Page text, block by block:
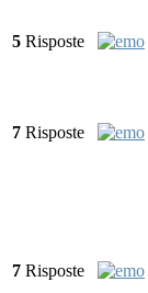
5 Risposte
7 Risposte
7 Risposte